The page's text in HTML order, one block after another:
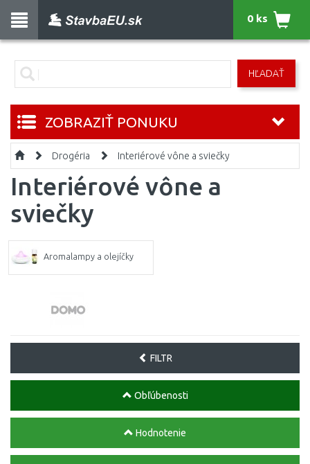
HĽADAŤ
0 ks
ZOBRAZIŤ PONUKU
Drogéria Interiérové vône a sviečky
Interiérové vône a
sviečky
Aromalampy a olejíčky
FILTR
Obľúbenosti
Hodnotenie